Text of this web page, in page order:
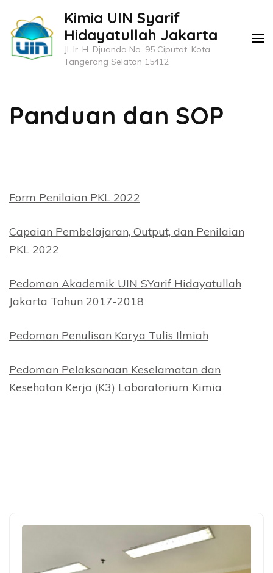
konten
(Tekan
Kimia UIN Syarif
Hidayatullah Jakarta
Jl. Ir. H. Djuanda No. 95 Ciputat, Kota
Tangerang Selatan 15412
Panduan dan SOP
Form Penilaian PKL 2022
Capaian Pembelajaran, Output, dan Penilaian
PKL 2022
Pedoman Akademik UIN SYarif Hidayatullah
Jakarta Tahun 2017-2018
Pedoman Penulisan Karya Tulis Ilmiah
Pedoman Pelaksanaan Keselamatan dan
Kesehatan Kerja (K3) Laboratorium Kimia